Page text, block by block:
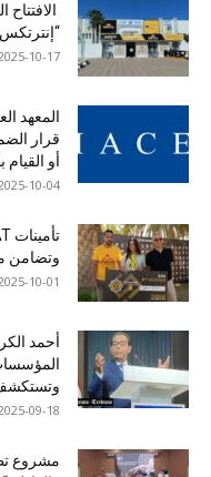
“إنترتكس
10-17
المعهد
قرار
أو
10-04
وتضامن
10-01
أحمد
09-18
مشروع